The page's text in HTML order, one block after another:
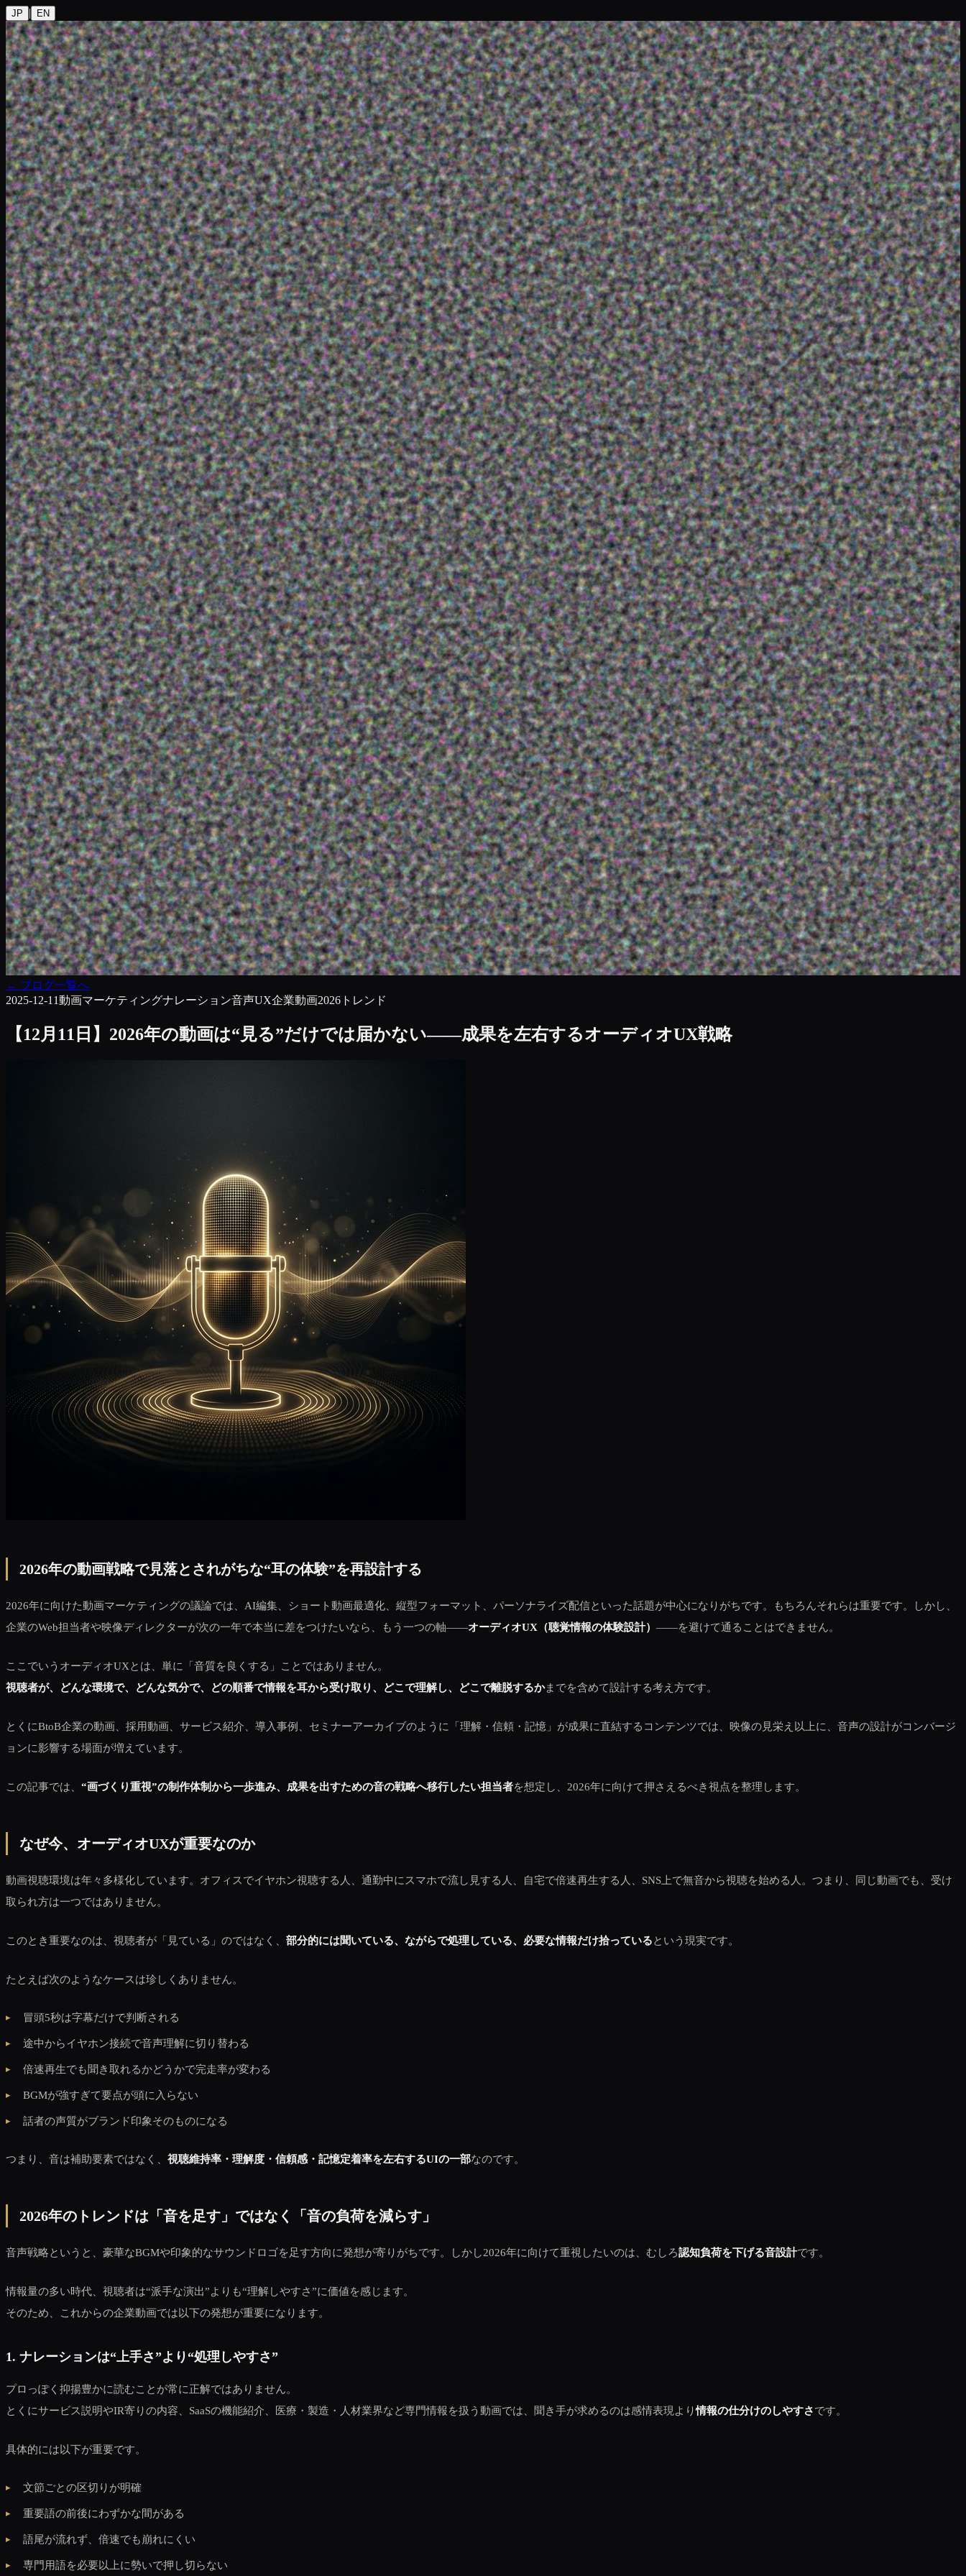
JP | EN
← ブログ一覧へ
2025-12-11動画マーケティングナレーション音声UX企業動画2026トレンド
【12月11日】2026年の動画は“見る”だけでは届かない――成果を左右するオーディオUX戦略
2026年の動画戦略で見落とされがちな“耳の体験”を再設計する
2026年に向けた動画マーケティングの議論では、AI編集、ショート動画最適化、縦型フォーマット、パーソナライズ配信といった話題が中心になりがちです。もちろんそれらは重要です。しかし、
企業のWeb担当者や映像ディレクターが次の一年で本当に差をつけたいなら、もう一つの軸――オーディオUX（聴覚情報の体験設計） ――を避けて通ることはできません。
ここでいうオーディオUXとは、単に「音質を良くする」ことではありません。
視聴者が、どんな環境で、どんな気分で、どの順番で情報を耳から受け取り、どこで理解し、どこで離脱するかまでを含めて設計する考え方です。
とくにBtoB企業の動画、採用動画、サービス紹介、導入事例、セミナーアーカイブのように「理解・信頼・記憶」が成果に直結するコンテンツでは、映像の見栄え以上に、音声の設計がコンバージ
ョンに影響する場面が増えています。
この記事では、 “画づくり重視”の制作体制から一歩進み、成果を出すための音の戦略へ移行したい担当者を想定し、2026年に向けて押さえるべき視点を整理します。
なぜ今、オーディオUXが重要なのか
動画視聴環境は年々多様化しています。オフィスでイヤホン視聴する人、通勤中にスマホで流し見する人、自宅で倍速再生する人、SNS上で無音から視聴を始める人。つまり、同じ動画でも、受け
取られ方は一つではありません。
このとき重要なのは、視聴者が「見ている」のではなく、 部分的には聞いている、ながらで処理している、必要な情報だけ拾っているという現実です。
たとえば次のようなケースは珍しくありません。
冒頭5秒は字幕だけで判断される
途中からイヤホン接続で音声理解に切り替わる
倍速再生でも聞き取れるかどうかで完走率が変わる
BGMが強すぎて要点が頭に入らない
話者の声質がブランド印象そのものになる
つまり、音は補助要素ではなく、 視聴維持率・理解度・信頼感・記憶定着率を左右するUIの一部なのです。
2026年のトレンドは「音を足す」ではなく「音の負荷を減らす」
音声戦略というと、豪華なBGMや印象的なサウンドロゴを足す方向に発想が寄りがちです。しかし2026年に向けて重視したいのは、むしろ認知負荷を下げる音設計です。
情報量の多い時代、視聴者は“派手な演出”よりも“理解しやすさ”に価値を感じます。
そのため、これからの企業動画では以下の発想が重要になります。
1. ナレーションは“上手さ”より“処理しやすさ”
プロっぽく抑揚豊かに読むことが常に正解ではありません。
とくにサービス説明やIR寄りの内容、SaaSの機能紹介、医療・製造・人材業界など専門情報を扱う動画では、聞き手が求めるのは感情表現より情報の仕分けのしやすさです。
具体的には以下が重要です。
文節ごとの区切りが明確
重要語の前後にわずかな間がある
語尾が流れず、倍速でも崩れにくい
専門用語を必要以上に勢いで押し切らない